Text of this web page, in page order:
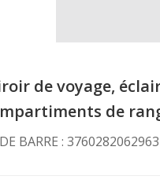
de voyage,
de
BARRE :